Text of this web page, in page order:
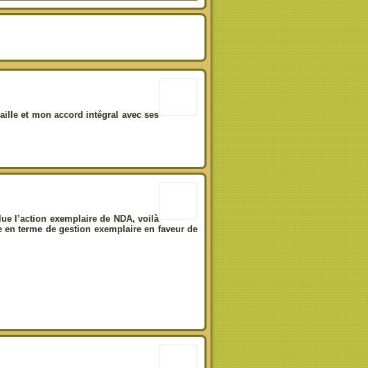
et mon accord intégral avec ses
l’action exemplaire de NDA, voilà
terme de gestion exemplaire en faveur de